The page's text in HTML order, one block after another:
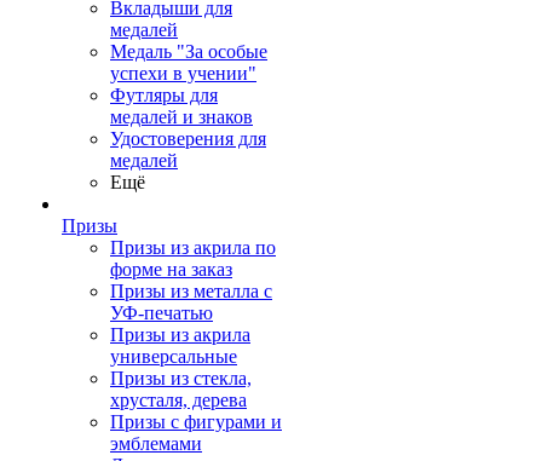
Вкладыши для
медалей
Медаль "За особые
успехи в учении"
Футляры для
медалей и знаков
Удостоверения для
медалей
Ещё
Призы
Призы из акрила по
форме на заказ
Призы из металла с
УФ-печатью
Призы из акрила
универсальные
Призы из стекла,
хрусталя, дерева
Призы с фигурами и
эмблемами